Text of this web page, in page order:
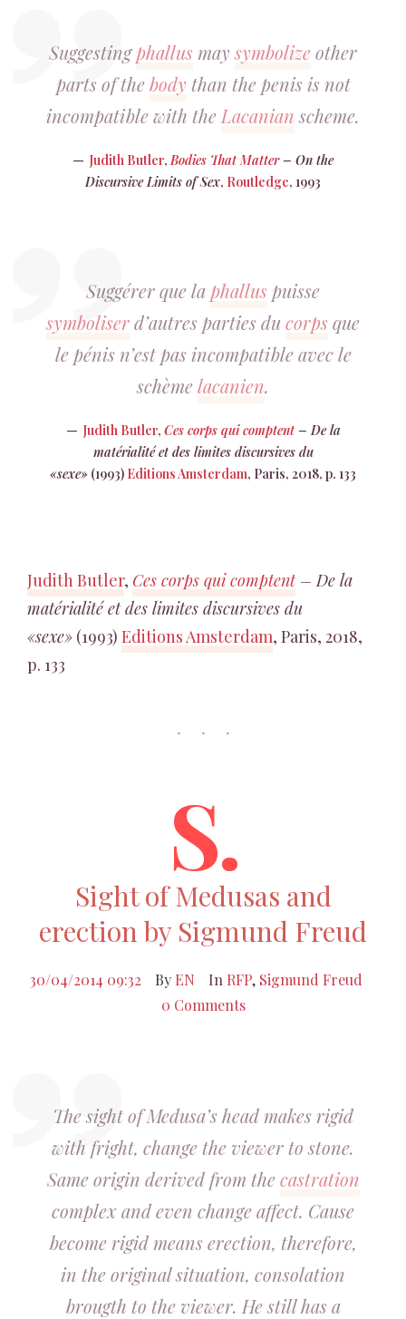
Suggestingphallus maysymbolizeother
parts of thebody than the penis is not
incompatible with the Lacanianscheme.
Judith Butler,Bodies That Matter– On the
Discursive Limits of Sex, Routledge, 1993
Suggérer que laphalluspuisse
symboliserd’autres parties ducorpsque
le pénis n’est pas incompatible avec le
schèmelacanien.
Judith Butler, Ces corps qui comptent– De la
matérialité et des limites discursives du
«sexe» (1993) Editions Amsterdam, Paris, 2018, p. 133
Judith Butler, Ces corps qui comptent– De la
matérialité et des limites discursives du
«sexe» (1993) Editions Amsterdam, Paris, 2018,
p. 133
S.
Sight of Medusas and
erection by Sigmund Freud
30/04/2014 09:32 By EN In RFP, Sigmund Freud
0 Comments
The sight of Medusa’s head makes rigid
with fright, change the viewer to stone.
Same origin derived from thecastration
complex and even change affect. Cause
become rigid means erection, therefore,
in the original situation, consolation
brougth to the viewer. He still has a